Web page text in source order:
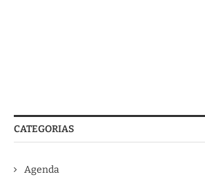
CATEGORIAS
Agenda